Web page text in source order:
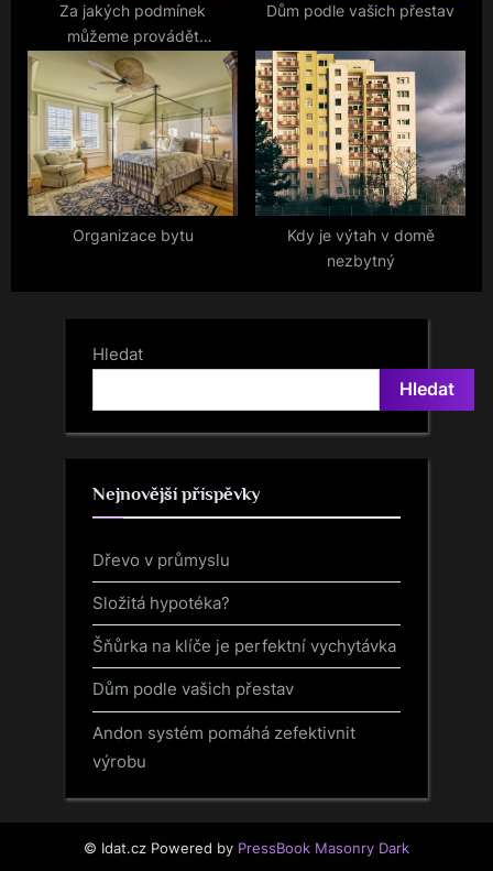
Za jakých podmínek
můžeme provádět
rekonstrukci panelového
bytu
Dům podle vašich přestav
Organizace bytu
Kdy je výtah v domě
nezbytný
Hledat
Hledat
Nejnovější příspěvky
Dřevo v průmyslu
Složitá hypotéka?
Šňůrka na klíče je perfektní vychytávka
Dům podle vašich přestav
Andon systém pomáhá zefektivnit
výrobu
© Idat.cz Powered by PressBook Masonry Dark